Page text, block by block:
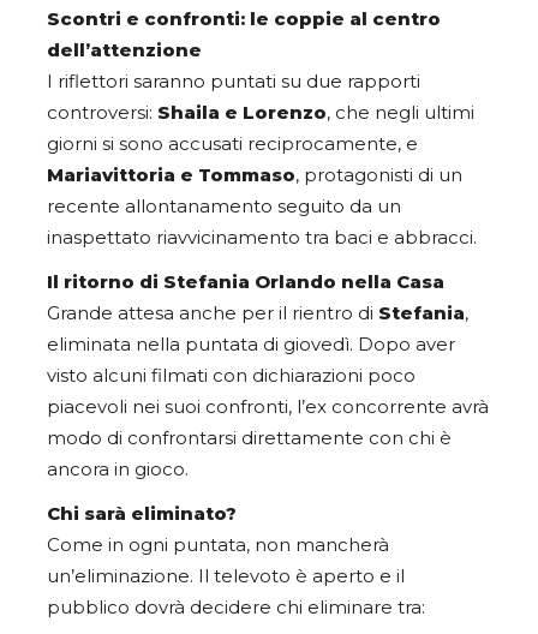
Scontri e confronti: le coppie al centro
dell’attenzione
I riflettori saranno puntati su due rapporti
controversi: Shaila e Lorenzo, che negli ultimi
giorni si sono accusati reciprocamente, e
Mariavittoria e Tommaso, protagonisti di un
recente allontanamento seguito da un
inaspettato riavvicinamento tra baci e abbracci.
Il ritorno di Stefania Orlando nella Casa
Grande attesa anche per il rientro di Stefania,
eliminata nella puntata di giovedì. Dopo aver
visto alcuni filmati con dichiarazioni poco
piacevoli nei suoi confronti, l’ex concorrente avrà
modo di confrontarsi direttamente con chi è
ancora in gioco.
Chi sarà eliminato?
Come in ogni puntata, non mancherà
un’eliminazione. Il televoto è aperto e il
pubblico dovrà decidere chi eliminare tra: